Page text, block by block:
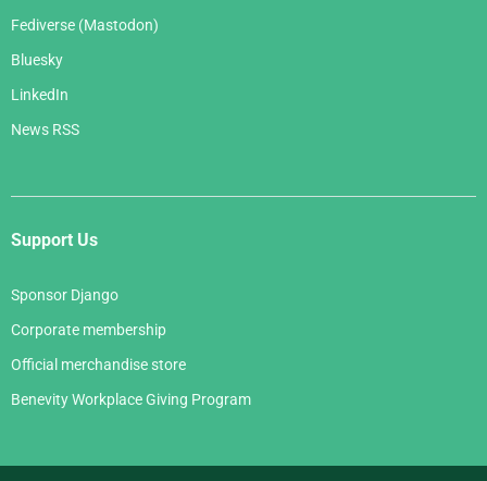
Fediverse (Mastodon)
Bluesky
LinkedIn
News RSS
Support Us
Sponsor Django
Corporate membership
Official merchandise store
Benevity Workplace Giving Program